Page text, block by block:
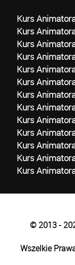
Kurs
Kurs
Kurs
Kurs
Kurs
Kurs
Kurs
Kurs
Kurs
Kurs
Kurs
Kurs
Kurs
© 2013 -
Wszelkie